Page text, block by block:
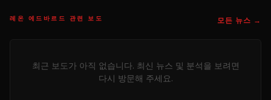
레온 에드바르드 관련 보도 모든 뉴스 →
최근 보도가 아직 없습니다. 최신 뉴스 및 분석을 보려면
다시 방문해 주세요.